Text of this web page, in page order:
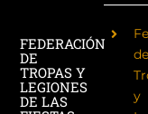
FEDERACIÓN
DE
TROPAS Y
LEGIONES
DE LAS
de
y